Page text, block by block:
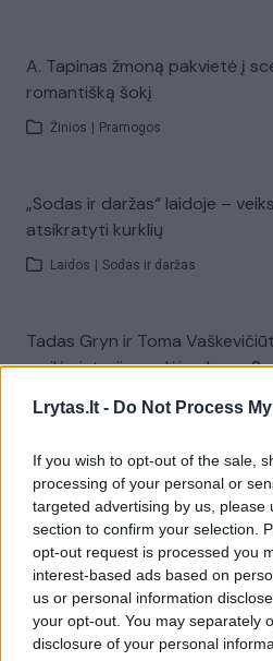
Lrytas.lt - Do Not Process
If you wish to opt-out of the sale,
processing of your personal or
targeted advertising by us, please
section to confirm your selection.
opt-out request is processed you
interest-based ads based on
us or personal information
your opt-out. You may separately
disclosure of your personal
A. Tapinas žmoną pakvietė į
romantišką šokį
Žinios Pramogos
„Sodas ir daržas“ laidoje –
atsikratyti kurklių
Laidos Sodas ir daržas
Tadas Gryn ir Toma
meilės istorija padėjo ekrane?
Žinios | Lietuvos diena
Visi įrašai
Žiūrimiausi